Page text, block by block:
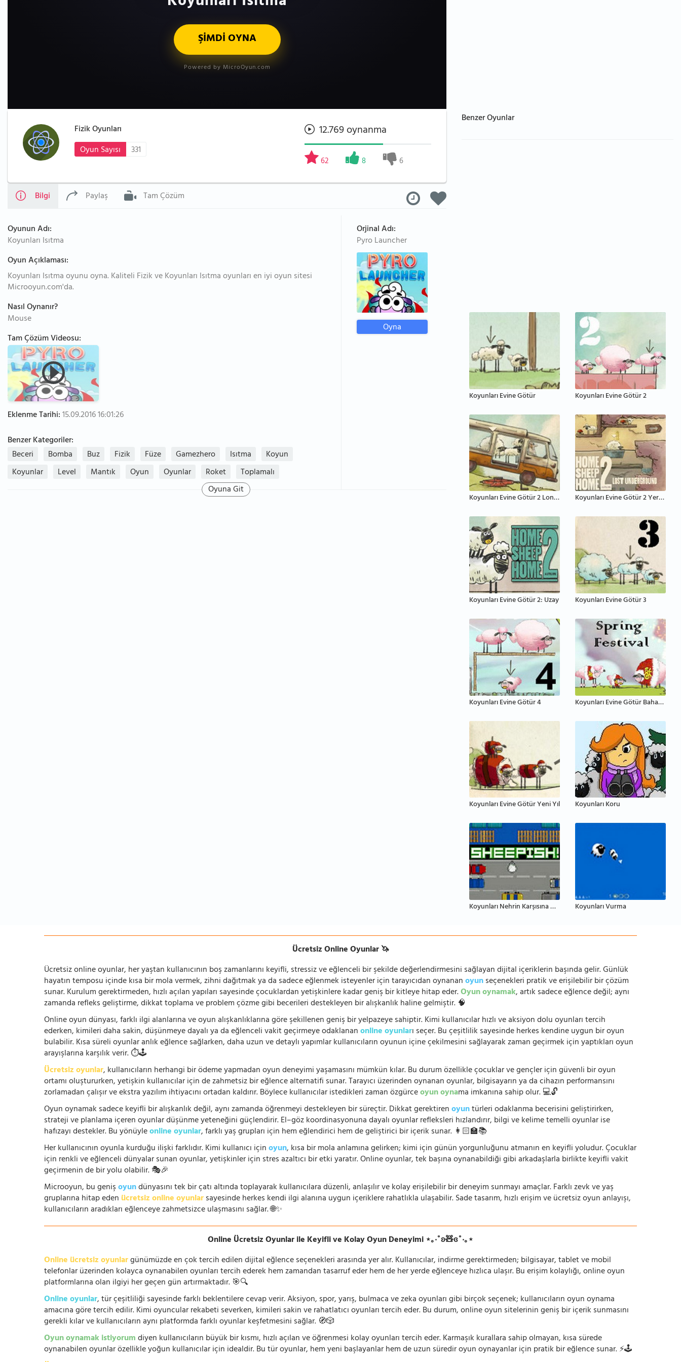
ŞİMDİ OYNA
Powered by MicroOyun.com
Fizik Oyunları
Oyun Sayısı
331
12.769 oynanma
62 8 6
Bilgi Paylaş Tam Çözüm
Oyunun Adı:
Koyunları Isıtma
Oyun Açıklaması:
Koyunları Isıtma oyunu oyna. Kaliteli Fizik ve Koyunları Isıtma oyunları en iyi oyun sitesi
Microoyun.com'da.
Nasıl Oynanır?
Mouse
Tam Çözüm Videosu:
Eklenme Tarihi:15.09.2016 16:01:26
Benzer Kategoriler:
Beceri
Bomba Buz Fizik Füze Gamezhero Isıtma
Koyun
Koyunlar
Level Mantık Oyun Oyunlar Roket Toplamalı
Orjinal Adı:
Pyro Launcher
Oyna
Oyuna Git
Benzer Oyunlar
Koyunları Evine Götür Koyunları Evine Götür 2
Koyunları Evine Götür 2 Londra Koyunları Evine Götür 2 Yeraltı
Koyunları Evine Götür 2: Uzay Koyunları Evine Götür 3
Koyunları Evine Götür 4 Koyunları Evine Götür Bahar Şenliği
Koyunları Evine Götür Yeni Yıl Koyunları Koru
Koyunları Nehrin Karşısına Geçir Koyunları Vurma
Ücretsiz Online Oyunlar 🦄
Ücretsiz online oyunlar, her yaştan kullanıcının boş zamanlarını keyifli, stressiz ve eğlenceli bir şekilde değerlendirmesini sağlayan dijital içeriklerin başında gelir. Günlük
hayatın temposu içinde kısa bir mola vermek, zihni dağıtmak ya da sadece eğlenmek isteyenler için tarayıcıdan oynananoyunseçenekleri pratik ve erişilebilir bir çözüm
sunar. Kurulum gerektirmeden, hızlı açılan yapıları sayesinde çocuklardan yetişkinlere kadar geniş bir kitleye hitap eder.Oyun oynamak, artık sadece eğlence değil; aynı
zamanda refleks geliştirme, dikkat toplama ve problem çözme gibi becerileri destekleyen bir alışkanlık haline gelmiştir. 🧠
Online oyun dünyası, farklı ilgi alanlarına ve oyun alışkanlıklarına göre şekillenen geniş bir yelpazeye sahiptir. Kimi kullanıcılar hızlı ve aksiyon dolu oyunları tercih
ederken, kimileri daha sakin, düşünmeye dayalı ya da eğlenceli vakit geçirmeye odaklananonline oyunları seçer. Bu çeşitlilik sayesinde herkes kendine uygun bir oyun
bulabilir. Kısa süreli oyunlar anlık eğlence sağlarken, daha uzun ve detaylı yapımlar kullanıcıların oyunun içine çekilmesini sağlayarak zaman geçirmek için yaptıkları oyun
arayışlarına karşılık verir. ⏱️🕹️
Ücretsiz oyunlar, kullanıcıların herhangi bir ödeme yapmadan oyun deneyimi yaşamasını mümkün kılar. Bu durum özellikle çocuklar ve gençler için güvenli bir oyun
ortamı oluştururken, yetişkin kullanıcılar için de zahmetsiz bir eğlence alternatifi sunar. Tarayıcı üzerinden oynanan oyunlar, bilgisayarın ya da cihazın performansını
zorlamadan çalışır ve ekstra yazılım ihtiyacını ortadan kaldırır. Böylece kullanıcılar istedikleri zaman özgürceoyun oynama imkanına sahip olur. 💻🔓
Oyun oynamak sadece keyifli bir alışkanlık değil, aynı zamanda öğrenmeyi destekleyen bir süreçtir. Dikkat gerektirenoyuntürleri odaklanma becerisini geliştirirken,
strateji ve planlama içeren oyunlar düşünme yeteneğini güçlendirir. El–göz koordinasyonuna dayalı oyunlar refleksleri hızlandırır, bilgi ve kelime temelli oyunlar ise
hafızayı destekler. Bu yönüyleonline oyunlar, farklı yaş grupları için hem eğlendirici hem de geliştirici bir içerik sunar. 👩🏻‍🏫📚
Her kullanıcının oyunla kurduğu ilişki farklıdır. Kimi kullanıcı içinoyun, kısa bir mola anlamına gelirken; kimi için günün yorgunluğunu atmanın en keyifli yoludur. Çocuklar
için renkli ve eğlenceli dünyalar sunan oyunlar, yetişkinler için stres azaltıcı bir etki yaratır. Online oyunlar, tek başına oynanabildiği gibi arkadaşlarla birlikte keyifli vakit
geçirmenin de bir yolu olabilir. 🎭🎉
Microoyun, bu genişoyundünyasını tek bir çatı altında toplayarak kullanıcılara düzenli, anlaşılır ve kolay erişilebilir bir deneyim sunmayı amaçlar. Farklı zevk ve yaş
gruplarına hitap eden ücretsiz online oyunlarsayesinde herkes kendi ilgi alanına uygun içeriklere rahatlıkla ulaşabilir. Sade tasarım, hızlı erişim ve ücretsiz oyun anlayışı,
kullanıcıların aradıkları eğlenceye zahmetsizce ulaşmasını sağlar. 🌐✨
Online Ücretsiz Oyunlar ile Keyifli ve Kolay Oyun Deneyimi ⋆｡‧˚ʚ🧸ɞ˚‧｡⋆
Online ücretsiz oyunlargünümüzde en çok tercih edilen dijital eğlence seçenekleri arasında yer alır. Kullanıcılar, indirme gerektirmeden; bilgisayar, tablet ve mobil
telefonlar üzerinden kolayca oynanabilen oyunları tercih ederek hem zamandan tasarruf eder hem de her yerde eğlenceye hızlıca ulaşır. Bu erişim kolaylığı, online oyun
platformlarına olan ilgiyi her geçen gün artırmaktadır. 🎯🔍
Online oyunlar, tür çeşitliliği sayesinde farklı beklentilere cevap verir. Aksiyon, spor, yarış, bulmaca ve zeka oyunları gibi birçok seçenek; kullanıcıların oyun oynama
amacına göre tercih edilir. Kimi oyuncular rekabeti severken, kimileri sakin ve rahatlatıcı oyunları tercih eder. Bu durum, online oyun sitelerinin geniş bir içerik sunmasını
gerekli kılar ve kullanıcıların aynı platformda farklı oyunlar keşfetmesini sağlar. 🧭🎲
Oyun oynamak istiyorumdiyen kullanıcıların büyük bir kısmı, hızlı açılan ve öğrenmesi kolay oyunları tercih eder. Karmaşık kurallara sahip olmayan, kısa sürede
oynanabilen oyunlar özellikle yoğun kullanıcılar için idealdir. Bu tür oyunlar, hem yeni başlayanlar hem de uzun süredir oyun oynayanlar için pratik bir eğlence sunar. ⚡🕹️